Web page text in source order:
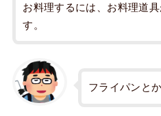
お料理するには、お料理道
す。
フライパンと